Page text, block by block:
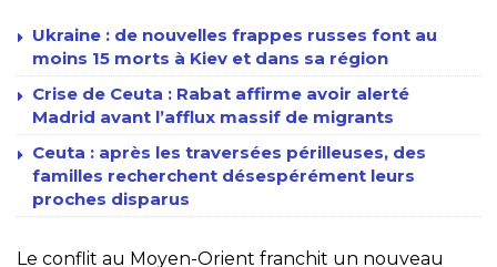
Ukraine : de nouvelles frappes russes font au
moins 15 morts à Kiev et dans sa région
Crise de Ceuta : Rabat affirme avoir alerté
Madrid avant l’afflux massif de migrants
Ceuta : après les traversées périlleuses, des
familles recherchent désespérément leurs
proches disparus
Le conflit au Moyen-Orient franchit un nouveau